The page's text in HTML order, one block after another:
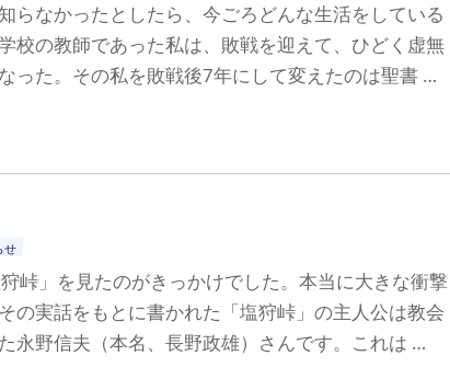
らなかったとしたら、今ごろどんな生活をしている
校の教師であった私は、敗戦を迎えて、ひどく虚無
った。その私を敗戦後7年にして変えたのは聖書 …
せ
峠」を見たのがきっかけでした。本当に大きな衝撃
の実話をもとに書かれた「塩狩峠」の主人公は教会
永野信夫（本名、長野政雄）さんです。これは …